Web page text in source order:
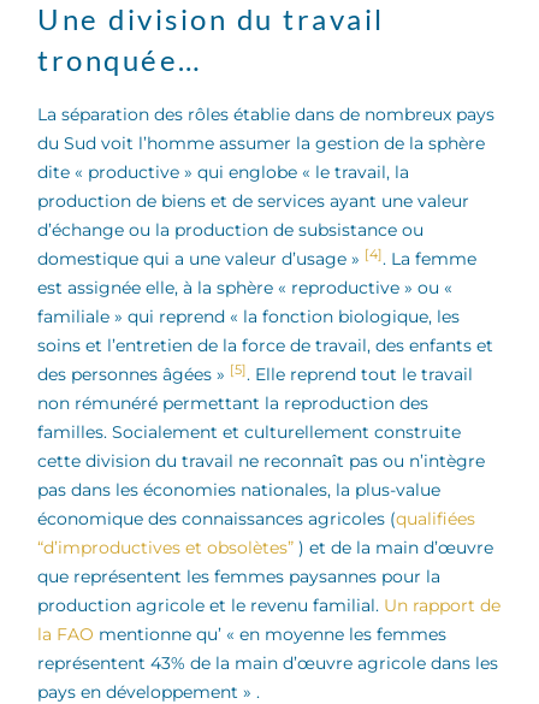
Une division du travail
tronquée…
La séparation des rôles établie dans de nombreux pays
du Sud voit l’homme assumer la gestion de la sphère
dite « productive » qui englobe « le travail, la
production de biens et de services ayant une valeur
d’échange ou la production de subsistance ou
domestique qui a une valeur d’usage » [4]. La femme
est assignée elle, à la sphère « reproductive » ou «
familiale » qui reprend « la fonction biologique, les
soins et l’entretien de la force de travail, des enfants et
des personnes âgées » [5]. Elle reprend tout le travail
non rémunéré permettant la reproduction des
familles. Socialement et culturellement construite
cette division du travail ne reconnaît pas ou n’intègre
pas dans les économies nationales, la plus-value
économique des connaissances agricoles (qualifiées
“d’improductives et obsolètes” ) et de la main d’œuvre
que représentent les femmes paysannes pour la
production agricole et le revenu familial. Un rapport de
la FAO mentionne qu’ « en moyenne les femmes
représentent 43% de la main d’œuvre agricole dans les
pays en développement » .